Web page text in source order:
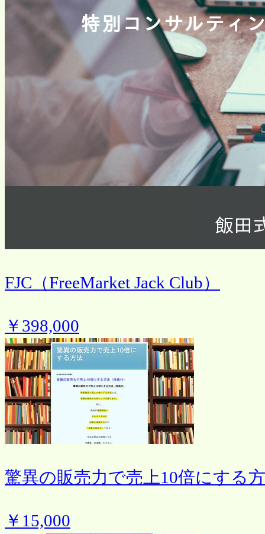
FJC（FreeMarket Jack Club）
￥398,000
驚異の販売力で売上10倍にする
￥15,000